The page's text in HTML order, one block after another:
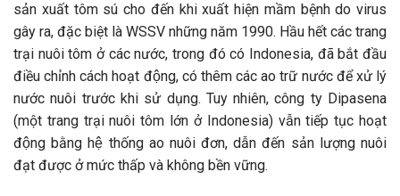
sản xuất tôm sú cho đến khi xuất hiện mầm bệnh do virus
gây ra, đặc biệt là WSSV những năm 1990. Hầu hết các trang
trại nuôi tôm ở các nước, trong đó có Indonesia, đã bắt đầu
điều chỉnh cách hoạt động, có thêm các ao trữ nước để xử lý
nước nuôi trước khi sử dụng. Tuy nhiên, công ty Dipasena
(một trang trại nuôi tôm lớn ở Indonesia) vẫn tiếp tục hoạt
động bằng hệ thống ao nuôi đơn, dẫn đến sản lượng nuôi
đạt được ở mức thấp và không bền vững.